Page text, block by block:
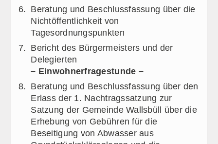
Beratung und Beschlussfassung über die
Nichtöffentlichkeit von
Tagesordnungspunkten
Bericht des Bürgermeisters und der
Delegierten
– Einwohnerfragestunde –
Beratung und Beschlussfassung über den
Erlass der 1. Nachtragssatzung zur
Satzung der Gemeinde Wallsbüll über die
Erhebung von Gebühren für die
Beseitigung von Abwasser aus